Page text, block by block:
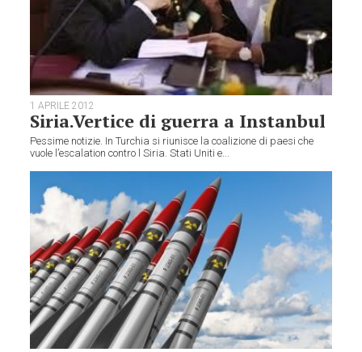
1 APRILE 2012
Siria.Vertice di guerra a Instanbul
Pessime notizie. In Turchia si riunisce la coalizione di paesi che
vuole l’escalation contro l Siria. Stati Uniti e...